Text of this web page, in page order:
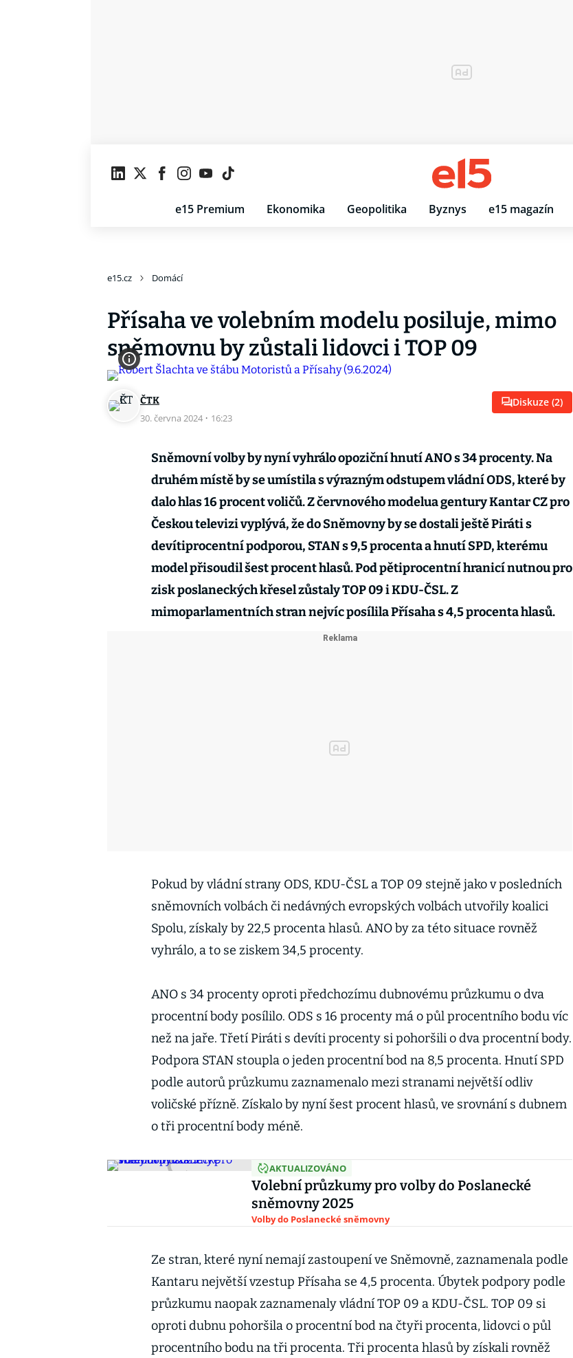
e15 Premium Ekonomika Geopolitika Byznys e15 magazín
e15.cz Domácí
Přísaha ve volebním modelu posiluje, mimo
sněmovnu by zůstali lidovci i TOP 09
ČTK
30. června 2024 · 16:23
Diskuze (2)
Sněmovní volby by nyní vyhrálo opoziční hnutí ANO s 34 procenty. Na
druhém místě by se umístila s výrazným odstupem vládní ODS, které by
dalo hlas 16 procent voličů. Z červnového modelua gentury Kantar CZ pro
Českou televizi vyplývá, že do Sněmovny by se dostali ještě Piráti s
devítiprocentní podporou, STAN s 9,5 procenta a hnutí SPD, kterému
model přisoudil šest procent hlasů. Pod pětiprocentní hranicí nutnou pro
zisk poslaneckých křesel zůstaly TOP 09 i KDU-ČSL. Z
mimoparlamentních stran nejvíc posílila Přísaha s 4,5 procenta hlasů.
Pokud by vládní strany ODS, KDU-ČSL a TOP 09 stejně jako v posledních
sněmovních volbách či nedávných evropských volbách utvořily koalici
Spolu, získaly by 22,5 procenta hlasů. ANO by za této situace rovněž
vyhrálo, a to se ziskem 34,5 procenty.
ANO s 34 procenty oproti předchozímu dubnovému průzkumu o dva
procentní body posílilo. ODS s 16 procenty má o půl procentního bodu víc
než na jaře. Třetí Piráti s devíti procenty si pohoršili o dva procentní body.
Podpora STAN stoupla o jeden procentní bod na 8,5 procenta. Hnutí SPD
podle autorů průzkumu zaznamenalo mezi stranami největší odliv
voličské přízně. Získalo by nyní šest procent hlasů, ve srovnání s dubnem
o tři procentní body méně.
AKTUALIZOVÁNO
Volební průzkumy pro volby do Poslanecké
sněmovny 2025
Volby do Poslanecké sněmovny
Ze stran, které nyní nemají zastoupení ve Sněmovně, zaznamenala podle
Kantaru největší vzestup Přísaha se 4,5 procenta. Úbytek podpory podle
průzkumu naopak zaznamenaly vládní TOP 09 a KDU-ČSL. TOP 09 si
oproti dubnu pohoršila o procentní bod na čtyři procenta, lidovci o půl
procentního bodu na tři procenta. Tři procenta hlasů by získali rovněž